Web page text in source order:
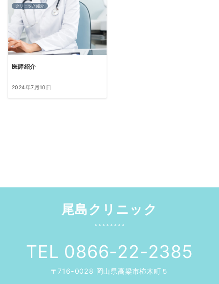
クリニック紹介
医師紹介
2024年7月10日
尾島クリニック
TEL 0866-22-2385
〒716-0028 岡山県高梁市柿木町５